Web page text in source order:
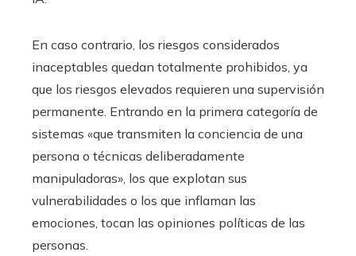
En caso contrario, los riesgos considerados
inaceptables quedan totalmente prohibidos, ya
que los riesgos elevados requieren una supervisión
permanente. Entrando en la primera categoría de
sistemas «que transmiten la conciencia de una
persona o técnicas deliberadamente
manipuladoras», los que explotan sus
vulnerabilidades o los que inflaman las
emociones, tocan las opiniones políticas de las
personas.